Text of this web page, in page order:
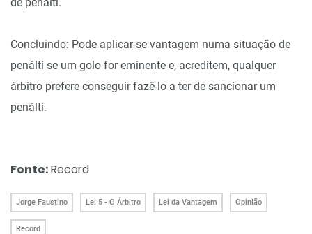
Concluindo: Pode aplicar-se vantagem numa situação de
penálti se um golo for eminente e, acreditem, qualquer
árbitro prefere conseguir fazê-lo a ter de sancionar um
penálti.
Fonte:Record
Jorge Faustino Lei 5 - O Árbitro Lei da Vantagem Opinião
Record